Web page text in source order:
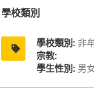
學校類別
學校類別: 非
宗教:
學生性別: 男